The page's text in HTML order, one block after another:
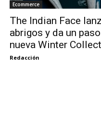
Ecommerce
The Indian Face
abrigos y da un
nueva Winter
Redacción